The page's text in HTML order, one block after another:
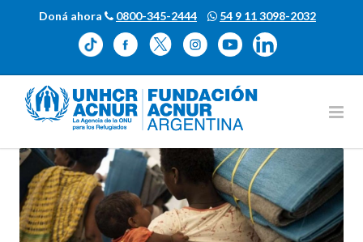
Doná ahora 0800-345-2444 54 9 11 3098-2032